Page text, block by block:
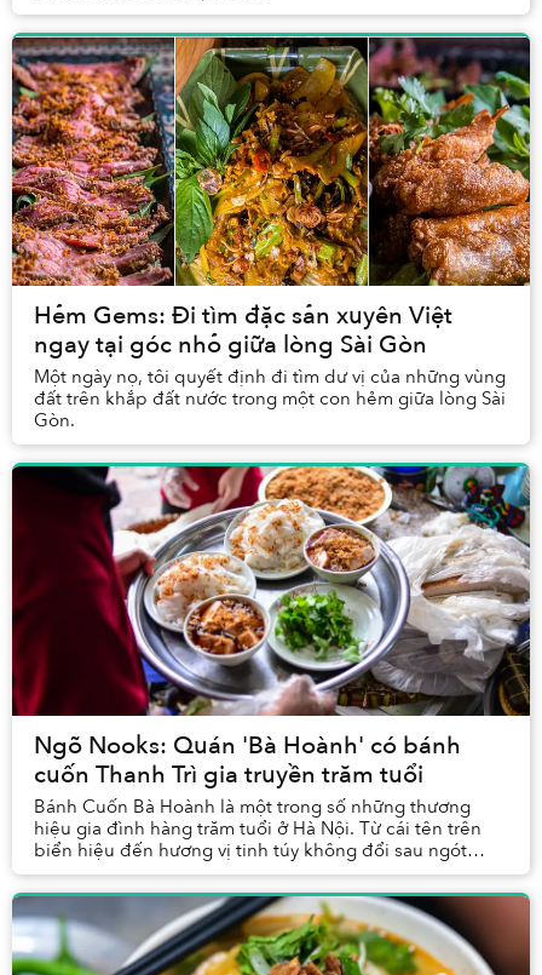
Hẻm Gems: Đi tìm đặc sản xuyên Việt
ngay tại góc nhỏ giữa lòng Sài Gòn
Một ngày nọ, tôi quyết định đi tìm dư vị của những vùng
đất trên khắp đất nước trong một con hẻm giữa lòng Sài
Gòn.
Ngõ Nooks: Quán 'Bà Hoành' có bánh
cuốn Thanh Trì gia truyền trăm tuổi
Bánh Cuốn Bà Hoành là một trong số những thương
hiệu gia đình hàng trăm tuổi ở Hà Nội. Từ cái tên trên
biển hiệu đến hương vị tinh túy không đổi sau ngót
nghét một thế kỷ, những điều cốt lỗi nhất của ...